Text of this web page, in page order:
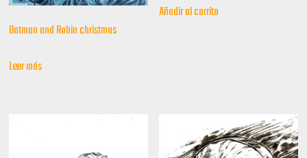
Batman and Robin christmas
Leer más
Añadir al carrito